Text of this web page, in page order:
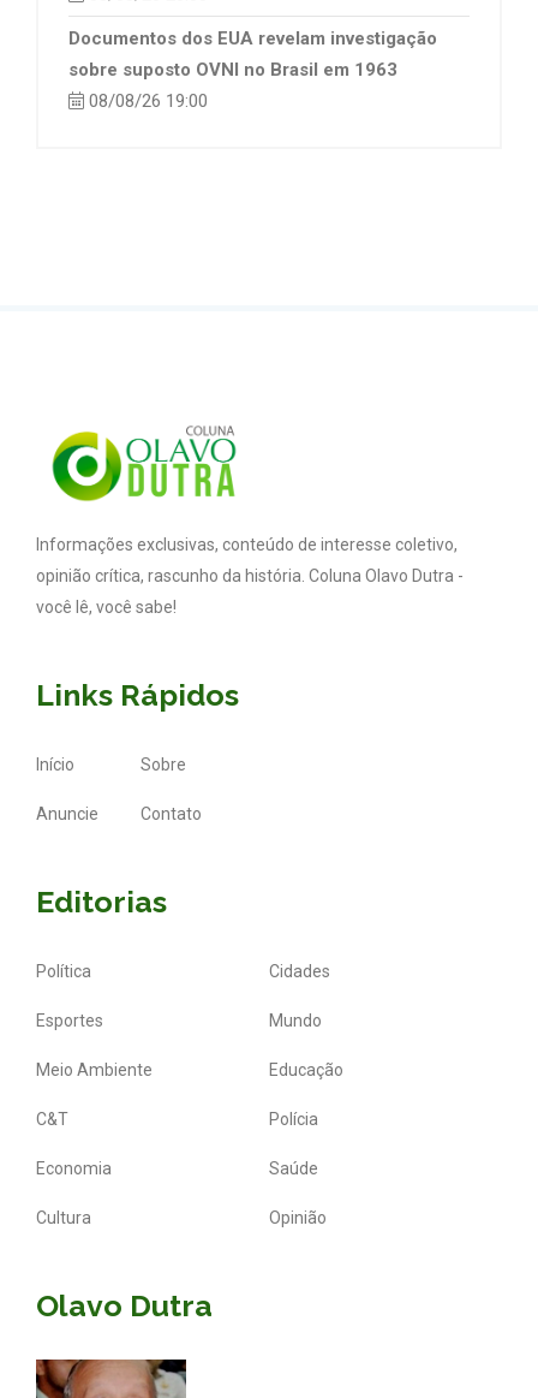
Documentos dos EUA revelam investigação
sobre suposto OVNI no Brasil em 1963
08/08/26 19:00
Informações exclusivas, conteúdo de interesse coletivo,
opinião crítica, rascunho da história. Coluna Olavo Dutra -
você lê, você sabe!
Links Rápidos
Início Sobre
Anuncie Contato
Editorias
Política Cidades
Esportes Mundo
Meio Ambiente Educação
C&T Polícia
Economia Saúde
Cultura Opinião
Olavo Dutra